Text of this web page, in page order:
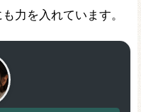
力を入れています。